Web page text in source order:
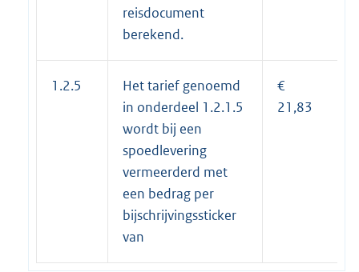
reisdocument
berekend.
1.2.5
Het tarief genoemd
in onderdeel 1.2.1.5
wordt bij een
spoedlevering
vermeerderd met
een bedrag per
bijschrijvingssticker
van
€
21,83